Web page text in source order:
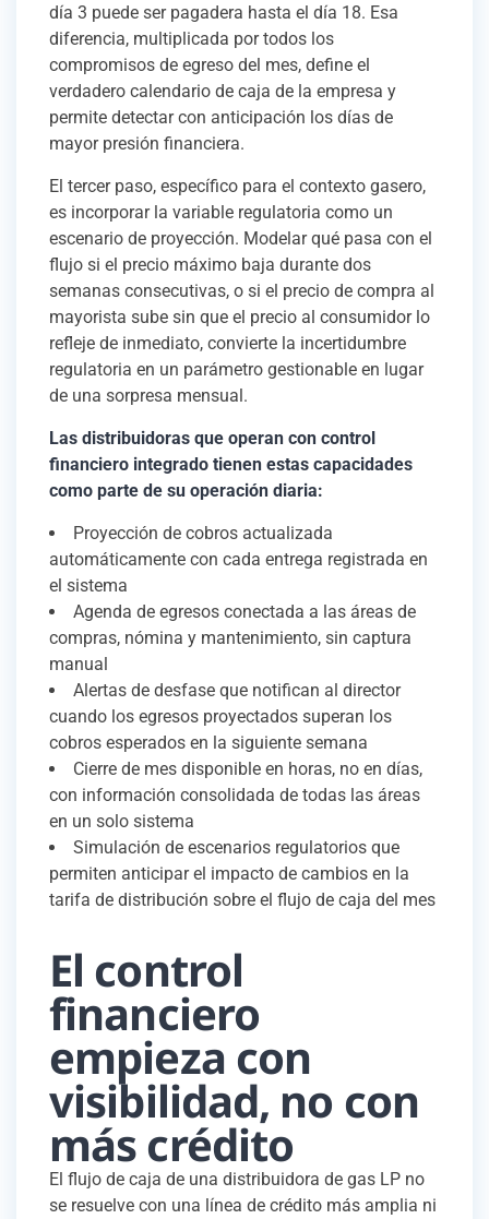
día 3 puede ser pagadera hasta el día 18. Esa
diferencia, multiplicada por todos los
compromisos de egreso del mes, define el
verdadero calendario de caja de la empresa y
permite detectar con anticipación los días de
mayor presión financiera.
El tercer paso, específico para el contexto gasero,
es incorporar la variable regulatoria como un
escenario de proyección. Modelar qué pasa con el
flujo si el precio máximo baja durante dos
semanas consecutivas, o si el precio de compra al
mayorista sube sin que el precio al consumidor lo
refleje de inmediato, convierte la incertidumbre
regulatoria en un parámetro gestionable en lugar
de una sorpresa mensual.
Las distribuidoras que operan con control
financiero integrado tienen estas capacidades
como parte de su operación diaria:
Proyección de cobros actualizada
automáticamente con cada entrega registrada en
el sistema
Agenda de egresos conectada a las áreas de
compras, nómina y mantenimiento, sin captura
manual
Alertas de desfase que notifican al director
cuando los egresos proyectados superan los
cobros esperados en la siguiente semana
Cierre de mes disponible en horas, no en días,
con información consolidada de todas las áreas
en un solo sistema
Simulación de escenarios regulatorios que
permiten anticipar el impacto de cambios en la
tarifa de distribución sobre el flujo de caja del mes
El control
financiero
empieza con
visibilidad, no con
más crédito
El flujo de caja de una distribuidora de gas LP no
se resuelve con una línea de crédito más amplia ni